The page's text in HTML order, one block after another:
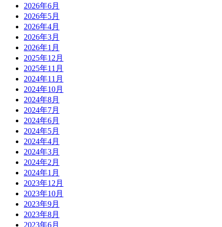
2026年6月
2026年5月
2026年4月
2026年3月
2026年1月
2025年12月
2025年11月
2024年11月
2024年10月
2024年8月
2024年7月
2024年6月
2024年5月
2024年4月
2024年3月
2024年2月
2024年1月
2023年12月
2023年10月
2023年9月
2023年8月
2023年6月